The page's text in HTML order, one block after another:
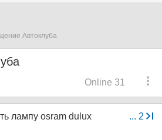
Автоклуба
Online 31
... 2
лампу osram dulux